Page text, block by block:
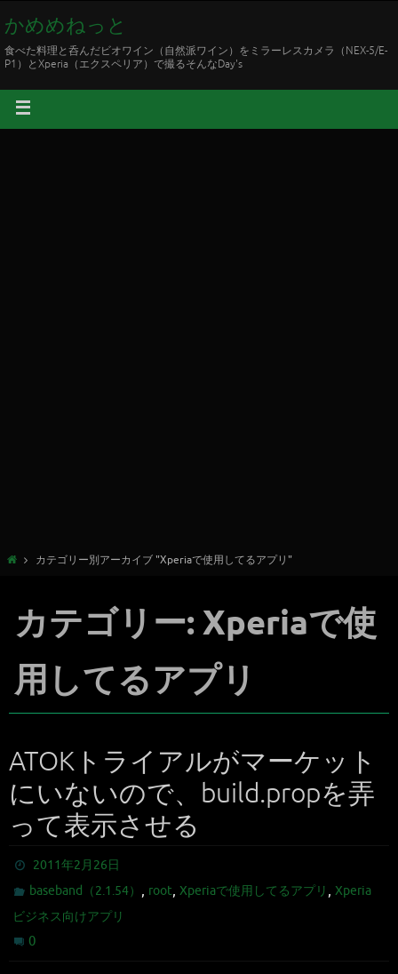
かめめねっと
食べた料理と呑んだビオワイン（自然派ワイン）をミラーレスカメラ（NEX-5/E-
P1）とXperia（エクスペリア）で撮るそんなDay's
カテゴリー別アーカイブ "Xperiaで使用してるアプリ"
カテゴリー: Xperiaで使
用してるアプリ
ATOKトライアルがマーケット
にいないので、build.propを弄
って表示させる
2011年2月26日
baseband（2.1.54） , root,Xperiaで使用してるアプリ ,Xperia
ビジネス向けアプリ
0